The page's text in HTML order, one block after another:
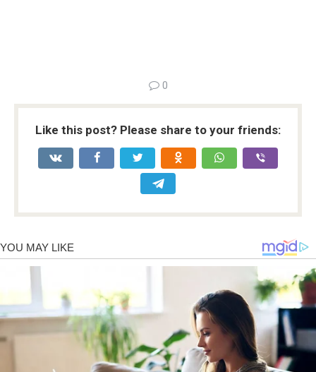
0
Like this post? Please share to your friends: